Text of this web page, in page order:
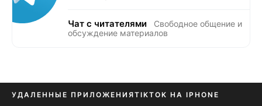
Чат с читателями
Свободное общение и
обсуждение материалов
УДАЛЕННЫЕ ПРИЛОЖЕНИЯTIKTOK НА IPHONE